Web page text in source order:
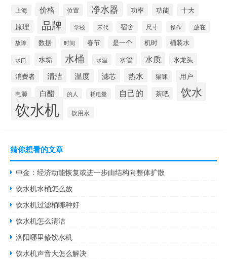
上海 价格 位置 净水器 功率 功能 十大
原理 品牌 学校 宋代 宿舍 尺寸 操作 放在
故障 数据 时间 春节 是一个 机时 桶装水
水口 水垢 水桶 水温 水管 水质
水龙头
消费者
清洁 温度 滤芯 热水 猫咪 用户
电源 白醋 的人 耗电量 自己的 茶吧 饮水
饮水机 饮用水
猜你想看的文章
中金：经济动能恢复或进一步由结构向整体扩散
饮水机水桶怎么放
饮水机过滤桶哪种好
饮水机怎么清洁
洛阳哪里修饮水机
饮水机声音大怎么解决